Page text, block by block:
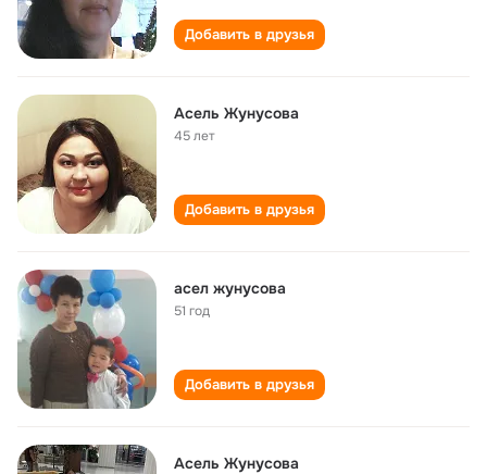
Добавить в друзья
Асель Жунусова
45 лет
Добавить в друзья
асел жунусова
51 год
Добавить в друзья
Асель Жунусова